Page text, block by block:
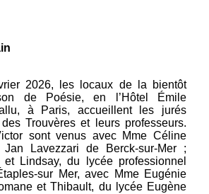
2026, les locaux de la bientôt
de Poésie, en l’Hôtel Émile
à Paris, accueillent les jurés
Trouvères et leurs professeurs.
sont venus avec Mme Céline
Lavezzari de Berck-sur-Mer ;
Lindsay, du lycée professionnel
sur Mer, avec Mme Eugénie
et Thibault, du lycée Eugène